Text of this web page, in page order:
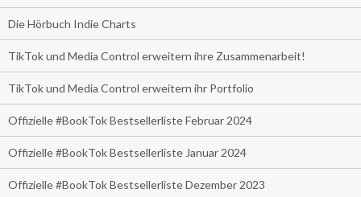
Die Hörbuch Indie Charts
TikTok und Media Control erweitern ihre Zusammenarbeit!
TikTok und Media Control erweitern ihr Portfolio
Offizielle #BookTok Bestsellerliste Februar 2024
Offizielle #BookTok Bestsellerliste Januar 2024
Offizielle #BookTok Bestsellerliste Dezember 2023